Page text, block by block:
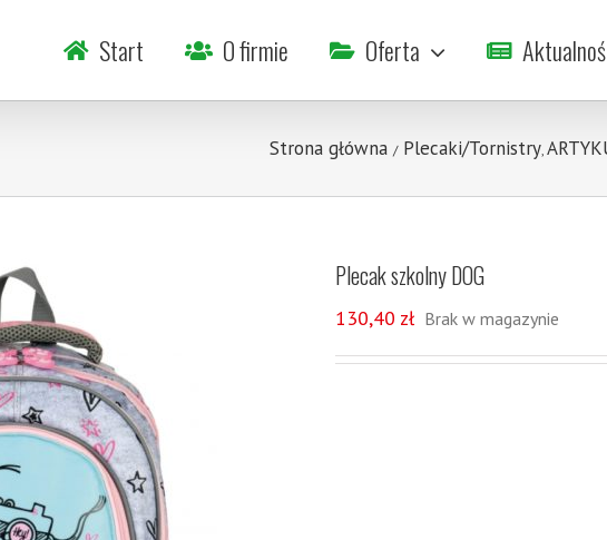
Start O firmie Oferta
Strona główna / Plecaki/Tornistry,
Plecak szkolny DOG
130,40 zł Brak w magazynie